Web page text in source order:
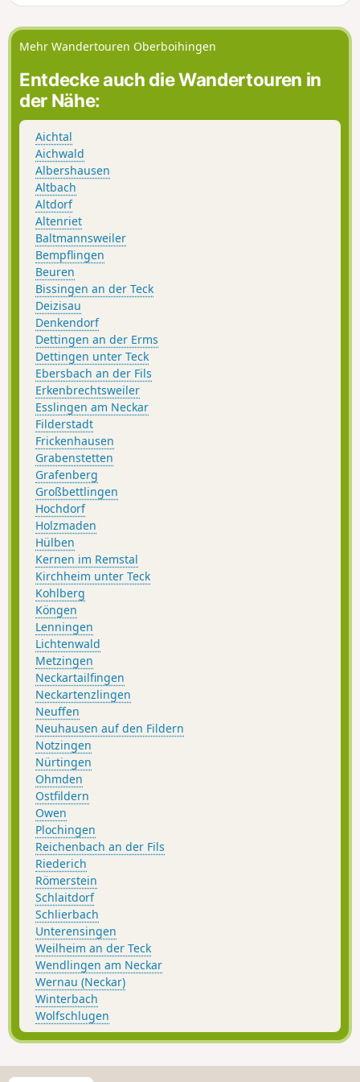
sind notwendig, um die natürliche
Vielfalt kennenzulernen. Nicht weniger
als 10 schön in den Wald eingebettete
Mitmachstationen und eine vielfältige
Tierwelt lassen diese Wanderung mit
Sicherheit zu einer unvergesslichen
Erfahrung für Kinder und Erwachsene
werden.
Mehr Wandertouren Oberboihingen
Entdecke auch die Wandertouren in
der Nähe:
Aichtal
Aichwald
Albershausen
Altbach
Altdorf
Altenriet
Baltmannsweiler
Bempflingen
Beuren
Bissingen an der Teck
Deizisau
Denkendorf
Dettingen an der Erms
Dettingen unter Teck
Ebersbach an der Fils
Erkenbrechtsweiler
Esslingen am Neckar
Filderstadt
Frickenhausen
Grabenstetten
Grafenberg
Großbettlingen
Hochdorf
Holzmaden
Hülben
Kernen im Remstal
Kirchheim unter Teck
Kohlberg
Köngen
Lenningen
Lichtenwald
Metzingen
Neckartailfingen
Neckartenzlingen
Neuffen
Neuhausen auf den Fildern
Notzingen
Nürtingen
Ohmden
Ostfildern
Owen
Plochingen
Reichenbach an der Fils
Riederich
Römerstein
Schlaitdorf
Schlierbach
Unterensingen
Weilheim an der Teck
Wendlingen am Neckar
Wernau (Neckar)
Winterbach
Wolfschlugen